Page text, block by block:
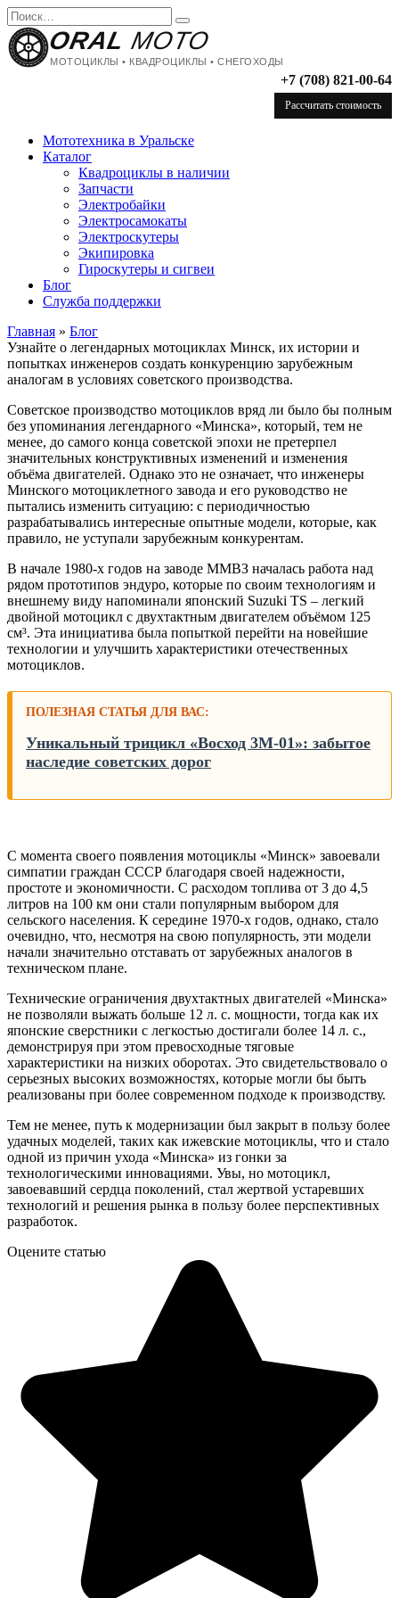
Перейти
к
содержанию
Search
for:
ORAL MOTO
МОТОЦИКЛЫ • КВАДРОЦИКЛЫ • СНЕГОХОДЫ
+7 (708) 821-00-64
Рассчитать стоимость
Мототехника в Уральске
Каталог
Квадроциклы в наличии
Запчасти
Электробайки
Электросамокаты
Электроскутеры
Экипировка
Гироскутеры и сигвеи
Блог
Служба поддержки
Главная » Блог
Узнайте о легендарных мотоциклах Минск, их истории и
попытках инженеров создать конкуренцию зарубежным
аналогам в условиях советского производства.
Советское производство мотоциклов вряд ли было бы полным
без упоминания легендарного «Минска», который, тем не
менее, до самого конца советской эпохи не претерпел
значительных конструктивных изменений и изменения
объёма двигателей. Однако это не означает, что инженеры
Минского мотоциклетного завода и его руководство не
пытались изменить ситуацию: с периодичностью
разрабатывались интересные опытные модели, которые, как
правило, не уступали зарубежным конкурентам.
В начале 1980-х годов на заводе ММВЗ началась работа над
рядом прототипов эндуро, которые по своим технологиям и
внешнему виду напоминали японский Suzuki TS – легкий
двойной мотоцикл с двухтактным двигателем объёмом 125
см³. Эта инициатива была попыткой перейти на новейшие
технологии и улучшить характеристики отечественных
мотоциклов.
ПОЛЕЗНАЯ СТАТЬЯ ДЛЯ ВАС:
Уникальный трицикл «Восход 3М-01»: забытое
наследие советских дорог
С момента своего появления мотоциклы «Минск» завоевали
симпатии граждан СССР благодаря своей надежности,
простоте и экономичности. С расходом топлива от 3 до 4,5
литров на 100 км они стали популярным выбором для
сельского населения. К середине 1970-х годов, однако, стало
очевидно, что, несмотря на свою популярность, эти модели
начали значительно отставать от зарубежных аналогов в
техническом плане.
Технические ограничения двухтактных двигателей «Минска»
не позволяли выжать больше 12 л. с. мощности, тогда как их
японские сверстники с легкостью достигали более 14 л. с.,
демонстрируя при этом превосходные тяговые
характеристики на низких оборотах. Это свидетельствовало о
серьезных высоких возможностях, которые могли бы быть
реализованы при более современном подходе к производству.
Тем не менее, путь к модернизации был закрыт в пользу более
удачных моделей, таких как ижевские мотоциклы, что и стало
одной из причин ухода «Минска» из гонки за
технологическими инновациями. Увы, но мотоцикл,
завоевавший сердца поколений, стал жертвой устаревших
технологий и решения рынка в пользу более перспективных
разработок.
Оцените статью